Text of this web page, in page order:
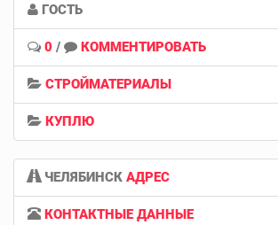
ГОСТЬ
0 / КОММЕНТИРОВАТЬ
СТРОЙМАТЕРИАЛЫ
КУПЛЮ
ЧЕЛЯБИНСК АДРЕС
КОНТАКТНЫЕ ДАННЫЕ